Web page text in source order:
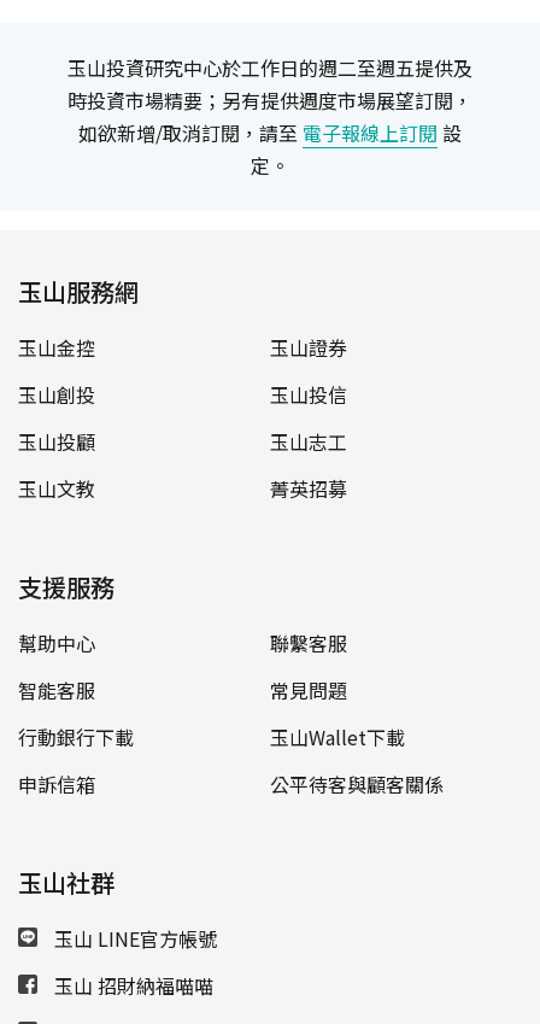
玉山投資研究中心於工作日的週二至週五提供及
時投資市場精要；另有提供週度市場展望訂閱，
如欲新增/取消訂閱，請至 電子報線上訂閱 設
定。
玉山服務網
玉山金控
玉山證券
玉山創投
玉山投信
玉山投顧
玉山志工
玉山文教
菁英招募
支援服務
幫助中心
聯繫客服
智能客服
常見問題
行動銀行下載
玉山Wallet下載
申訴信箱
公平待客與顧客關係
玉山社群
玉山 LINE官方帳號
玉山 招財納福喵喵